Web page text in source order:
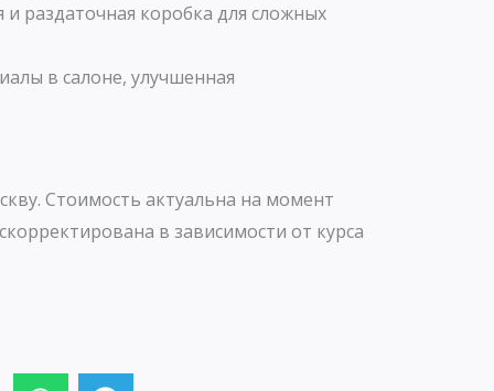
раздаточная коробка для сложных
в салоне, улучшенная
Стоимость актуальна на момент
в зависимости от курса